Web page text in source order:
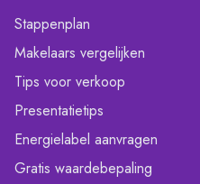
Stappenplan
Makelaars vergelijken
Tips voor verkoop
Presentatietips
Energielabel aanvragen
Gratis waardebepaling